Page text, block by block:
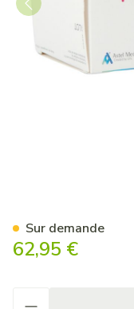
62,95 €
Sur demande